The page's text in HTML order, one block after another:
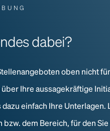
dabei?
oben nicht
Ihre aussagekräftige
einfach Ihre Unterlagen.
bzw. dem Bereich, für den